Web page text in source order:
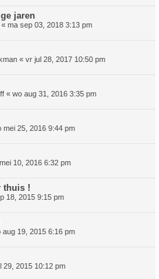
jaren
« ma sep 03, 2018 3:13 pm
« vr jul 28, 2017 10:50 pm
« wo aug 31, 2016 3:35 pm
mei 25, 2016 9:44 pm
10, 2016 6:32 pm
thuis !
18, 2015 9:15 pm
aug 19, 2015 6:16 pm
29, 2015 10:12 pm